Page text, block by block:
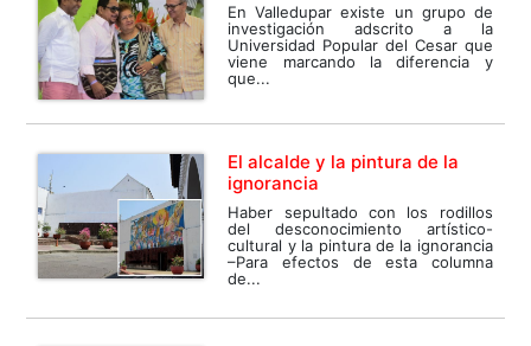
En Valledupar existe un grupo de
investigación adscrito a la
Universidad Popular del Cesar que
viene marcando la diferencia y
que...
El alcalde y la pintura de la
ignorancia
Haber sepultado con los rodillos
del desconocimiento artístico-
cultural y la pintura de la ignorancia
–Para efectos de esta columna
de...